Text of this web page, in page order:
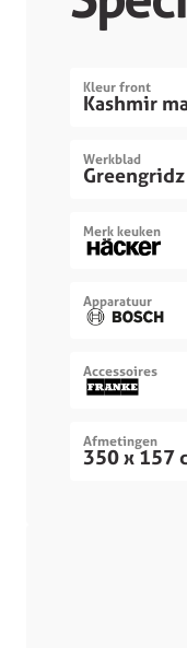
Kleur front
Kashmir
Werkblad
Greengridz
Merk keuken
Apparatuur
Accessoires
Afmetingen
350 x 157